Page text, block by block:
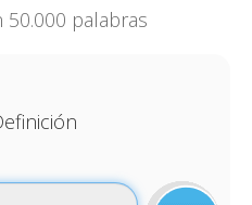
palabras